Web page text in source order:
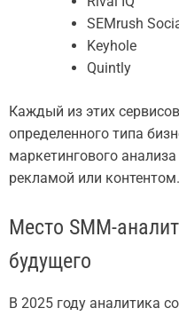
SEMrush
Keyhole
Quintly
Каждый из этих
определенного типа
маркетингового
рекламой или контентом.
Место SMM-
будущего
В 2025 году аналитика